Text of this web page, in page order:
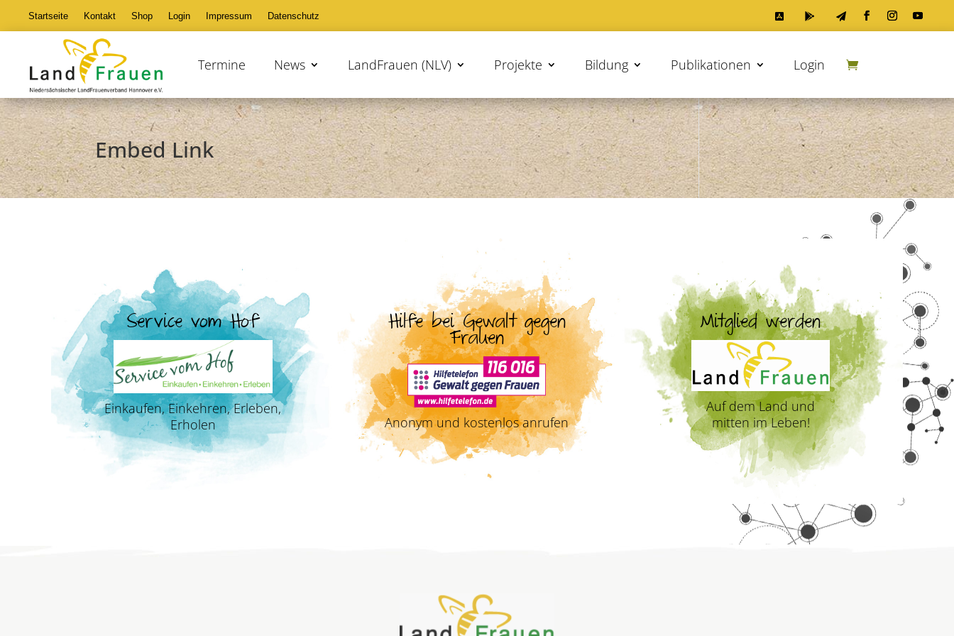
Startseite Kontakt Shop Login Impressum Datenschutz 


Termine News LandFrauen (NLV) Projekte Bildung Publikationen Login
Embed Link
Service vom Hof
Einkaufen, Einkehren, Erleben,
Erholen
Hilfe bei Gewalt gegen
Frauen
Anonym und kostenlos anrufen
Mitglied werden
Auf dem Land und
mitten im Leben!